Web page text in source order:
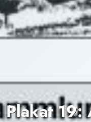
Plakat 19: